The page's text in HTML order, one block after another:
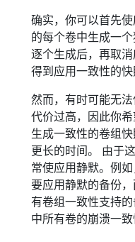
确实，你可以首先
的每个卷中生成一
逐个生成后，再取
得到应用一致性的快
然而，有时可能无
代价过高，因此你
生成一致性的卷组
更长的时间。 由于
常使应用静默。例
要应用静默的备份
有卷组一致性支持
中所有卷的崩溃一致